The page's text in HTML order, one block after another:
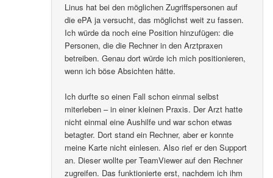
Linus hat bei den möglichen Zugriffspersonen auf
die ePA ja versucht, das möglichst weit zu fassen.
Ich würde da noch eine Position hinzufügen: die
Personen, die die Rechner in den Arztpraxen
betreiben. Genau dort würde ich mich positionieren,
wenn ich böse Absichten hätte.
Ich durfte so einen Fall schon einmal selbst
miterleben – in einer kleinen Praxis. Der Arzt hatte
nicht einmal eine Aushilfe und war schon etwas
betagter. Dort stand ein Rechner, aber er konnte
meine Karte nicht einlesen. Also rief er den Support
an. Dieser wollte per TeamViewer auf den Rechner
zugreifen. Das funktionierte erst, nachdem ich ihm